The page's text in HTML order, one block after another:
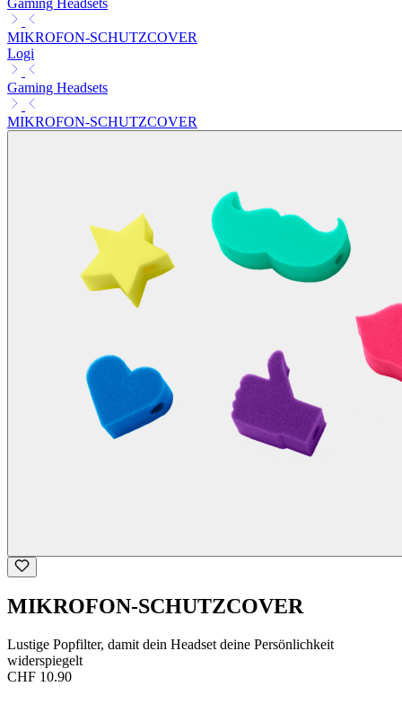
Gaming Headsets
MIKROFON-SCHUTZCOVER
Logi
Gaming Headsets
MIKROFON-SCHUTZCOVER
MIKROFON-SCHUTZCOVER
Lustige Popfilter, damit dein Headset deine Persönlichkeit
widerspiegelt
CHF 10.90